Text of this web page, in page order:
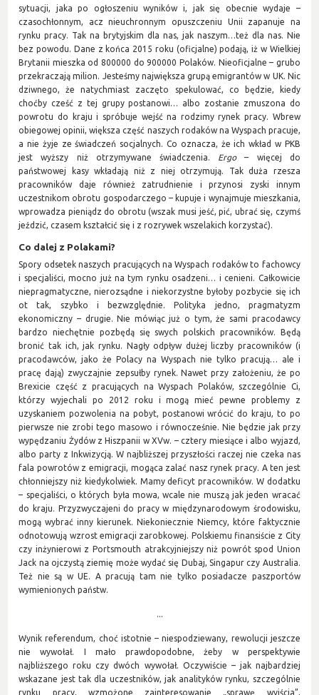
sytuacji, jaka po ogłoszeniu wyników i, jak się obecnie wydaje –
czasochłonnym, acz nieuchronnym opuszczeniu Unii zapanuje na
rynku pracy. Tak na brytyjskim dla nas, jak naszym…też dla nas. Nie
bez powodu. Dane z końca 2015 roku (oficjalne) podają, iż w Wielkiej
Brytanii mieszka od 800000 do 900000 Polaków. Nieoficjalne – grubo
przekraczają milion. Jesteśmy największa grupą emigrantów w UK. Nic
dziwnego, że natychmiast zaczęto spekulować, co będzie, kiedy
choćby cześć z tej grupy postanowi… albo zostanie zmuszona do
powrotu do kraju i spróbuje wejść na rodzimy rynek pracy. Wbrew
obiegowej opinii, większa część naszych rodaków na Wyspach pracuje,
a nie żyje ze świadczeń socjalnych. Co oznacza, że ich wkład w PKB
jest wyższy niż otrzymywane świadczenia. Ergo– więcej do
państwowej kasy wkładają niż z niej otrzymują. Tak duża rzesza
pracowników daje również zatrudnienie i przynosi zyski innym
uczestnikom obrotu gospodarczego – kupuje i wynajmuje mieszkania,
wprowadza pieniądz do obrotu (wszak musi jeść, pić, ubrać się, czymś
jeździć, czasem kształcić się i z rozrywek wszelakich korzystać).
Co dalej z Polakami?
Spory odsetek naszych pracujących na Wyspach rodaków to fachowcy
i specjaliści, mocno już na tym rynku osadzeni… i cenieni. Całkowicie
niepragmatyczne, nierozsądne i niekorzystne byłoby pozbycie się ich
ot tak, szybko i bezwzględnie. Polityka jedno, pragmatyzm
ekonomiczny – drugie. Nie mówiąc już o tym, że sami pracodawcy
bardzo niechętnie pozbędą się swych polskich pracowników. Będą
bronić tak ich, jak rynku. Nagły odpływ dużej liczby pracowników (i
pracodawców, jako że Polacy na Wyspach nie tylko pracują… ale i
pracę dają) zwyczajnie zepsułby rynek. Nawet przy założeniu, że po
Brexicie część z pracujących na Wyspach Polaków, szczególnie Ci,
którzy wyjechali po 2012 roku i mogą mieć pewne problemy z
uzyskaniem pozwolenia na pobyt, postanowi wrócić do kraju, to po
pierwsze nie zrobi tego masowo i równocześnie. Nie będzie jak przy
wypędzaniu Żydów z Hiszpanii w XVw. – cztery miesiące i albo wyjazd,
albo party z Inkwizycją. W najbliższej przyszłości raczej nie czeka nas
fala powrotów z emigracji, mogąca zalać nasz rynek pracy. A ten jest
chłonniejszy niż kiedykolwiek. Mamy deficyt pracowników. W dodatku
– specjaliści, o których była mowa, wcale nie muszą jak jeden wracać
do kraju. Przyzwyczajeni do pracy w międzynarodowym środowisku,
mogą wybrać inny kierunek. Niekoniecznie Niemcy, które faktycznie
odnotowują wzrost emigracji zarobkowej. Polskiemu finansiście z City
czy inżynierowi z Portsmouth atrakcyjniejszy niż powrót spod Union
Jack na ojczystą ziemię może wydać się Dubaj, Singapur czy Australia.
Też nie są w UE. A pracują tam nie tylko posiadacze paszportów
wymienionych państw.
...
Wynik referendum, choć istotnie – niespodziewany, rewolucji jeszcze
nie wywołał. I mało prawdopodobne, żeby w perspektywie
najbliższego roku czy dwóch wywołał. Oczywiście – jak najbardziej
wskazane jest tak dla uczestników, jak analityków rynku, szczególnie
rynku pracy, wzmożone zainteresowanie „sprawę wyjścia”,